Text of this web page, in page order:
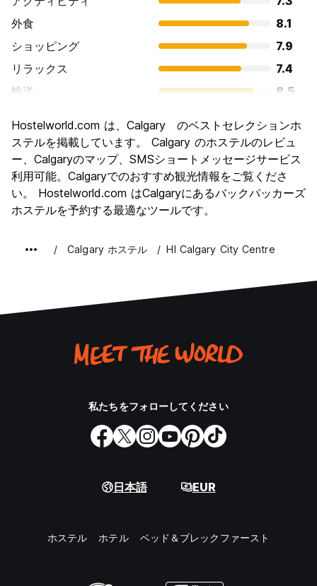
外食
8.1
ショッピング
7.9
リラックス
7.4
輸送
8.5
文化
6.9
ナイトライフ
7.7
コストパフォーマンス
7.0
Hostelworld.com は、Calgary のベストセレクションホ
ステルを掲載しています。 Calgary のホステルのレビュ
ー、Calgaryのマップ、SMSショートメッセージサービス
利用可能。Calgaryでのおすすめ観光情報をご覧くださ
い。 Hostelworld.com はCalgaryにあるバックパッカーズ
ホステルを予約する最適なツールです。
Calgary ホステル HI Calgary City Centre
私たちをフォローしてください
日本語 EUR
ホステル ホテル ベッド＆ブレックファースト